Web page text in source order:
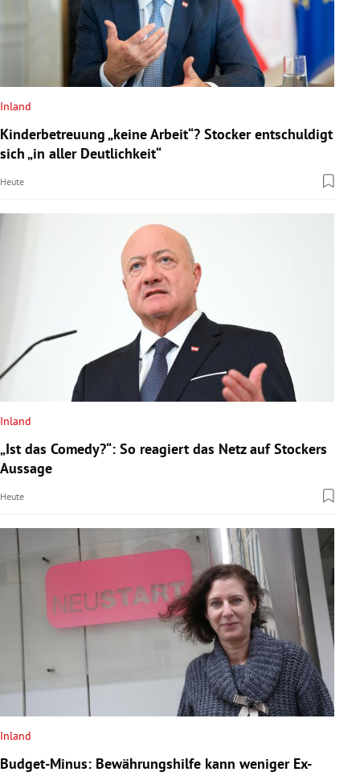
Inland
Kinderbetreuung „keine Arbeit“? Stocker entschuldigt
sich „in aller Deutlichkeit“
Heute
Inland
„Ist das Comedy?“: So reagiert das Netz auf Stockers
Aussage
Heute
Inland
Budget-Minus: Bewährungshilfe kann weniger Ex-